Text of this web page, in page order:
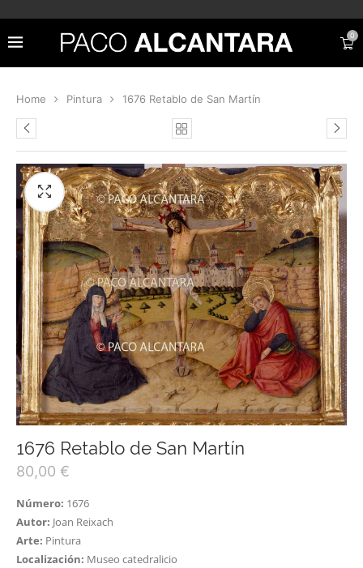
0
Home Pintura 1676 Retablo de San Martín
1676 Retablo de San Martín
80,00 €
Número: 1676
Autor: Joan Reixach
Arte: Pintura
Localización: Museo catedralicio